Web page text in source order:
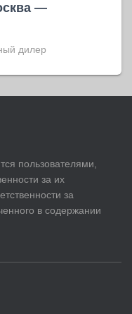
—
дилер
пользователями,
за их
за
в содержании